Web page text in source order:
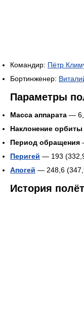
Командир: Пётр
Бортинженер:
Параметры
Масса аппарата —
Наклонение орбиты
Период обращения
Перигей — 193
Апогей — 248,6
История